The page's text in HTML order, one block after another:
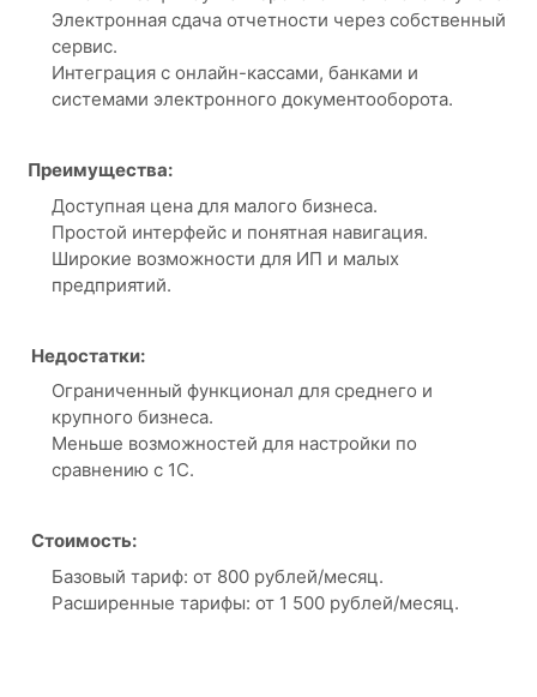
Электронная сдача отчетности через собственный
сервис.
Интеграция с онлайн-кассами, банками и
системами электронного документооборота.
Преимущества:
Доступная цена для малого бизнеса.
Простой интерфейс и понятная навигация.
Широкие возможности для ИП и малых
предприятий.
Недостатки:
Ограниченный функционал для среднего и
крупного бизнеса.
Меньше возможностей для настройки по
сравнению с 1С.
Стоимость:
Базовый тариф: от 800 рублей/месяц.
Расширенные тарифы: от 1 500 рублей/месяц.